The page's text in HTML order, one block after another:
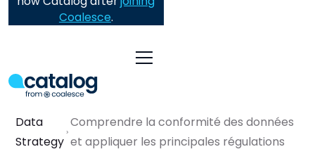
Coalesce.
Data
Strategy
Comprendre la conformité des données
et appliquer les principales régulations